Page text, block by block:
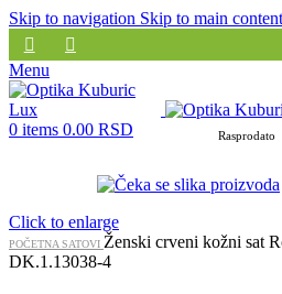
Skip to navigation Skip to main content
Menu
0 items 0.00 RSD Rasprodato
Click to enlarge
POČETNASATOVI Ženski crveni kožni sat
DK.1.13038-4